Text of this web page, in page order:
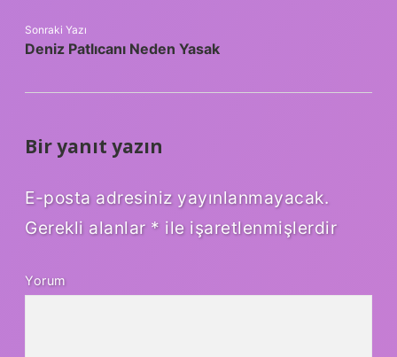
Sonraki Yazı
Deniz Patlıcanı Neden Yasak
Bir yanıt yazın
E-posta adresiniz yayınlanmayacak.
Gerekli alanlar * ile işaretlenmişlerdir
Yorum